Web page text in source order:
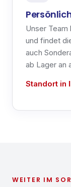
Unser Team
und findet
auch
ab Lager an
Standort in
WEITER IM